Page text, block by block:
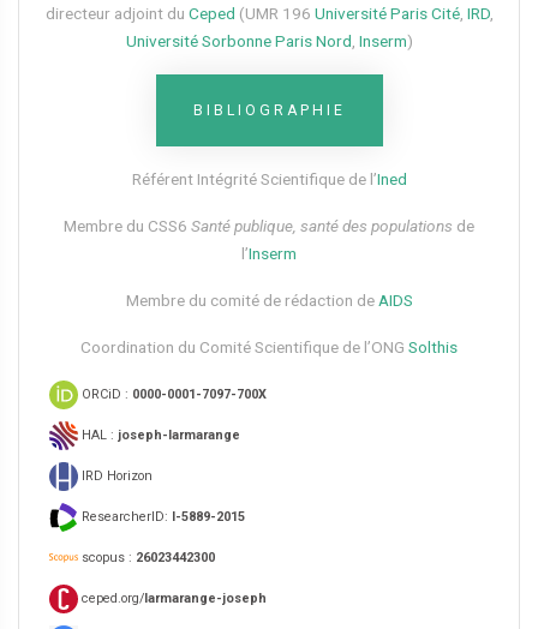
directeur adjoint du Ceped (UMR 196 Université Paris Cité, IRD,
Université Sorbonne Paris Nord Inserm)
BIBLIOGRAPHIE
Référent Intégrité Scientifique de l’Ined
Membre du CSS6​ Santé publique, santé des populations de
l’Inserm
Membre du comité de rédaction de AIDS
Coordination du Comité Scientifique de l’ONG Solthis
ORCiD : 0000-0001-7097-700X
HAL : joseph-larmarange
IRD Horizon
ResearcherID: I-5889-2015
scopus : 26023442300
ceped.org/larmarange-joseph